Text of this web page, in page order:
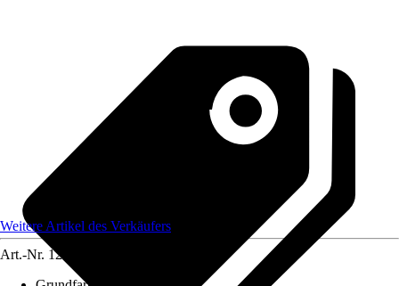
Weitere Artikel des Verkäufers
Art.-Nr. 12585281